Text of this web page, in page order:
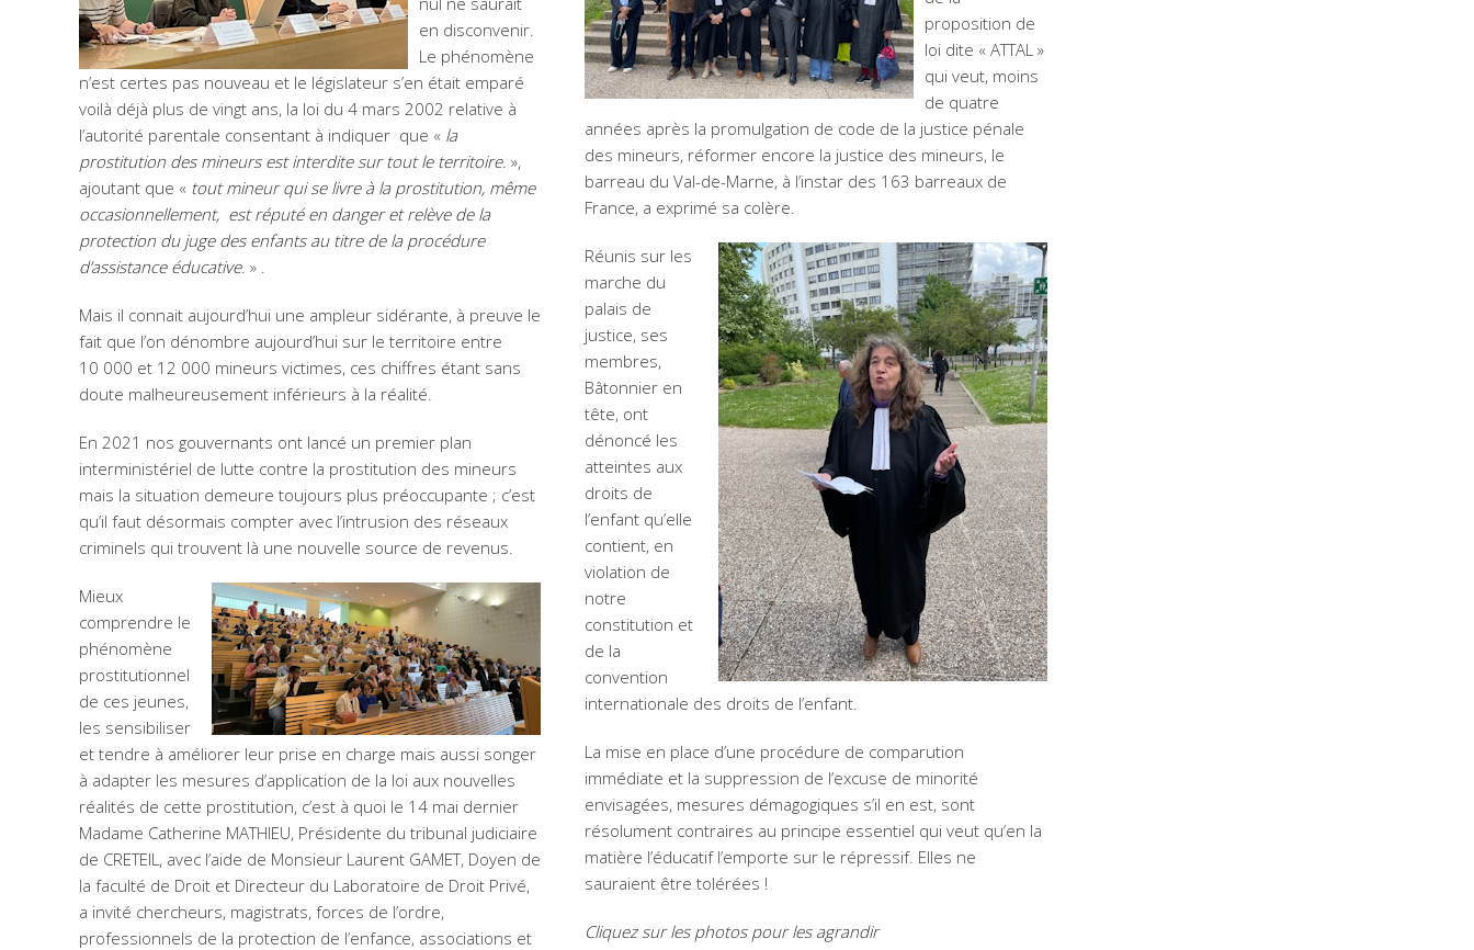
en disconvenir.
Le phénomène
n’est certes pas nouveau et le législateur s’en était emparé
voilà déjà plus de vingt ans, la loi du 4 mars 2002 relative à
l’autorité parentale consentant à indiquer que « la
prostitution des mineurs est interdite sur tout le territoire. »,
ajoutant que « tout mineur qui se livre à la prostitution, même
occasionnellement, est réputé en danger et relève de la
protection du juge des enfants au titre de la procédure
d’assistance éducative. » .
Mais il connait aujourd’hui une ampleur sidérante, à preuve le
fait que l’on dénombre aujourd’hui sur le territoire entre
10 000 et 12 000 mineurs victimes, ces chiffres étant sans
doute malheureusement inférieurs à la réalité.
En 2021 nos gouvernants ont lancé un premier plan
interministériel de lutte contre la prostitution des mineurs
mais la situation demeure toujours plus préoccupante ; c’est
qu’il faut désormais compter avec l’intrusion des réseaux
criminels qui trouvent là une nouvelle source de revenus.
Mieux
comprendre le
phénomène
prostitutionnel
de ces jeunes,
les sensibiliser
et tendre à améliorer leur prise en charge mais aussi songer
à adapter les mesures d’application de la loi aux nouvelles
réalités de cette prostitution, c’est à quoi le 14 mai dernier
Madame Catherine MATHIEU, Présidente du tribunal judiciaire
de CRETEIL, avec l’aide de Monsieur Laurent GAMET, Doyen de
la faculté de Droit et Directeur du Laboratoire de Droit Privé,
a invité chercheurs, magistrats, forces de l’ordre,
professionnels de la protection de l’enfance, associations et
proposition de
loi dite « ATTAL »
qui veut, moins
de quatre
années après la promulgation de code de la justice pénale
des mineurs, réformer encore la justice des mineurs, le
barreau du Val-de-Marne, à l’instar des 163 barreaux de
France, a exprimé sa colère.
Réunis sur les
marche du
palais de
justice, ses
membres,
Bâtonnier en
tête, ont
dénoncé les
atteintes aux
droits de
l’enfant qu’elle
contient, en
violation de
notre
constitution et
de la
convention
internationale des droits de l’enfant.
La mise en place d’une procédure de comparution
immédiate et la suppression de l’excuse de minorité
envisagées, mesures démagogiques s’il en est, sont
résolument contraires au principe essentiel qui veut qu’en la
matière l’éducatif l’emporte sur le répressif. Elles ne
sauraient être tolérées !
Cliquez sur les photos pour les agrandir